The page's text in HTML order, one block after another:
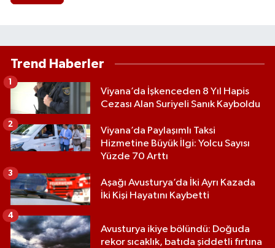
Trend Haberler
Viyana’da İşkenceden 8 Yıl Hapis
Cezası Alan Suriyeli Sanık Kayboldu
1
Viyana’da Paylaşımlı Taksi
Hizmetine Büyük İlgi: Yolcu Sayısı
Yüzde 70 Arttı
2
Aşağı Avusturya’da İki Ayrı Kazada
İki Kişi Hayatını Kaybetti
3
Avusturya ikiye bölündü: Doğuda
rekor sıcaklık, batıda şiddetli fırtına
4